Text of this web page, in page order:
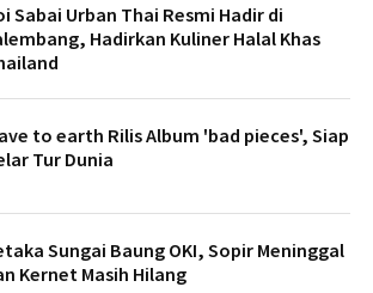
Sabai Urban Thai Resmi Hadir di
Hadirkan Kuliner Halal Khas
to earth Rilis Album 'bad pieces', Siap
Tur Dunia
Sungai Baung OKI, Sopir Meninggal
Kernet Masih Hilang